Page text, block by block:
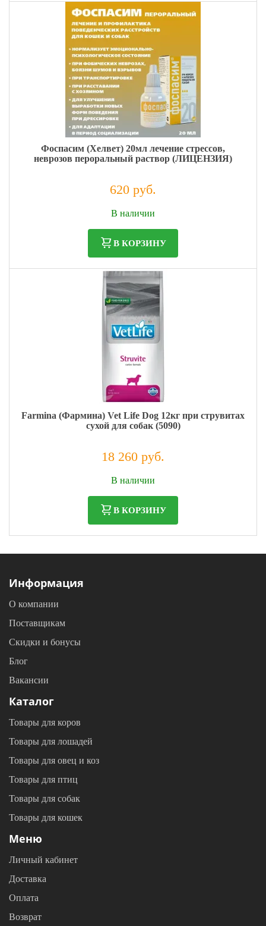
Фоспасим (Хелвет) 20мл лечение стрессов,
неврозов пероральный раствор (ЛИЦЕНЗИЯ)
620 руб.
В наличии
В КОРЗИНУ
Farmina (Фармина) Vet Life Dog 12кг при струвитах
сухой для собак (5090)
18 260 руб.
В наличии
В КОРЗИНУ
Информация
О компании
Поставщикам
Скидки и бонусы
Блог
Вакансии
Каталог
Товары для коров
Товары для лошадей
Товары для овец и коз
Товары для птиц
Товары для собак
Товары для кошек
Меню
Личный кабинет
Доставка
Оплата
Возврат